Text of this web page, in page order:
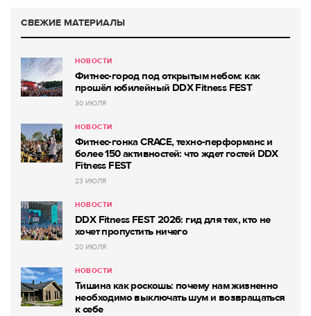
СВЕЖИЕ МАТЕРИАЛЫ
НОВОСТИ
Фитнес-город под открытым небом: как
прошёл юбилейный DDX Fitness FEST
30 ИЮЛЯ
НОВОСТИ
Фитнес-гонка CRACE, техно-перформанс и
более 150 активностей: что ждет гостей DDX
Fitness FEST
23 ИЮЛЯ
НОВОСТИ
DDX Fitness FEST 2026: гид для тех, кто не
хочет пропустить ничего
20 ИЮЛЯ
НОВОСТИ
Тишина как роскошь: почему нам жизненно
необходимо выключать шум и возвращаться
к себе